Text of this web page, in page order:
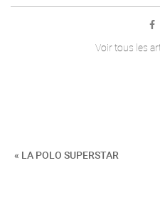
Voir tous les
« LA POLO SUPERSTAR